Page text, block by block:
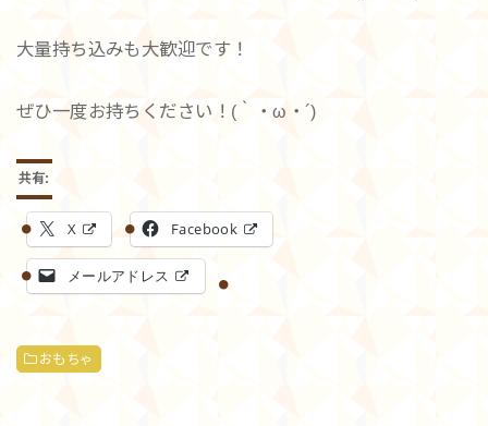
大量持ち込みも大歓迎です！
ぜひ一度お持ちください！(｀・ω・´)
共有:
X Facebook
メールアドレス
おもちゃ